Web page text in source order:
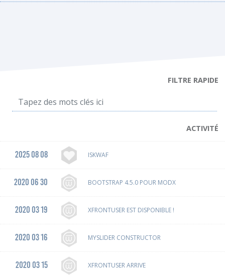
FILTRE RAPIDE
ACTIVITÉ
2025 08 08 ISKWAF
2020 06 30 BOOTSTRAP 4.5.0 POUR MODX
2020 03 19 XFRONTUSER EST DISPONIBLE !
2020 03 16 MYSLIDER CONSTRUCTOR
2020 03 15 XFRONTUSER ARRIVE